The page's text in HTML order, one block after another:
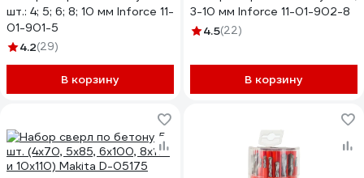
шт.: 4; 5; 6; 8; 10 мм Inforce 11-
01-901-5
4.2(29)
В корзину
3-10 мм Inforce 11-01-902-8
4.5(22)
В корзину